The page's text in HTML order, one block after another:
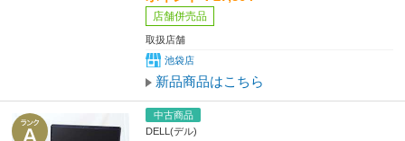
店舗併売品
取扱店舗
池袋店
新品商品はこちら
中古商品
DELL(デル)